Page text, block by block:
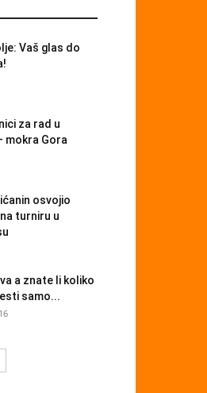
Vaš glas do
za rad u
mokra Gora
osvojio
turniru u
a znate li koliko
samo...